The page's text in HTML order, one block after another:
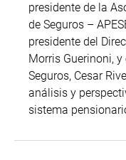
presidente de la
de Seguros –
presidente del
Morris Guerinoni,
Seguros, Cesar
análisis y
sistema